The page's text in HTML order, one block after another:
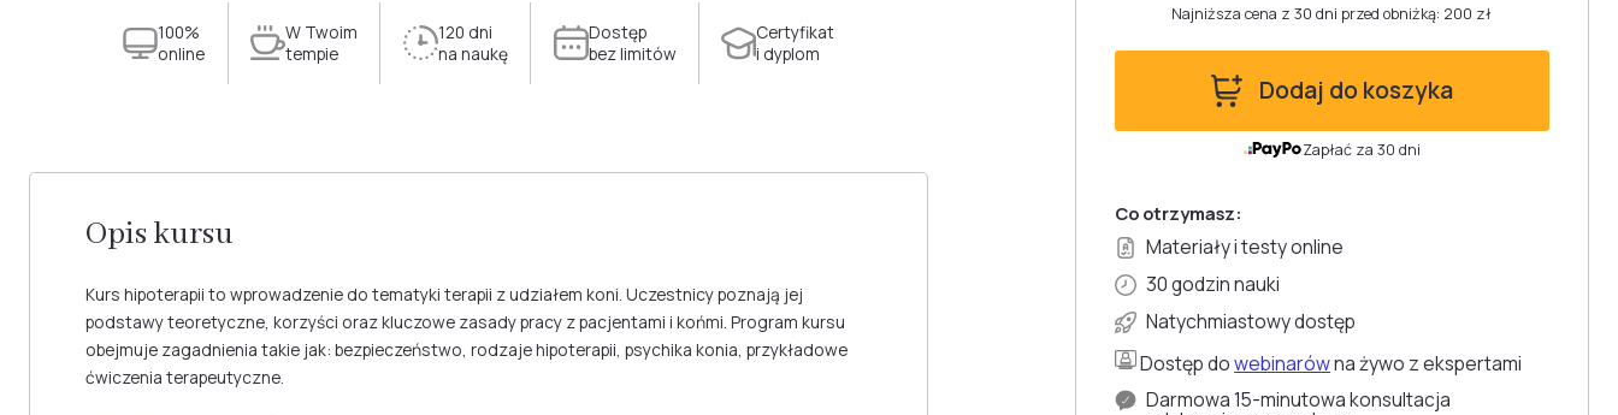
100%
online
W Twoim
tempie
120 dni
na naukę
Dostęp
bez limitów
Certyfikat
i dyplom
Opis kursu
Kurs hipoterapii to wprowadzenie do tematyki terapii z udziałem koni. Uczestnicy poznają jej
podstawy teoretyczne, korzyści oraz kluczowe zasady pracy z pacjentami i końmi. Program kursu
obejmuje zagadnienia takie jak: bezpieczeństwo, rodzaje hipoterapii, psychika konia, przykładowe
ćwiczenia terapeutyczne.
Najniższa cena z 30 dni przed obniżką: 200 zł
Dodaj do koszyka
Zapłać za 30 dni
Co otrzymasz:
Materiały i testy online
30 godzin nauki
Natychmiastowy dostęp
Dostęp dowebinarówna żywo z ekspertami
Darmowa 15-minutowa konsultacja